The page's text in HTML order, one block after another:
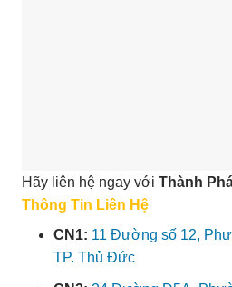
Hãy liên hệ ngay với Thành
Thông Tin Liên Hệ
CN1: 11 Đường số 12,
TP. Thủ Đức